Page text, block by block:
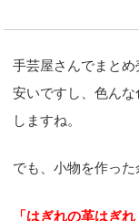
手芸屋さんでまと
安いですし、色ん
しますね。
でも、小物を作っ
「はぎれの革はぎれ